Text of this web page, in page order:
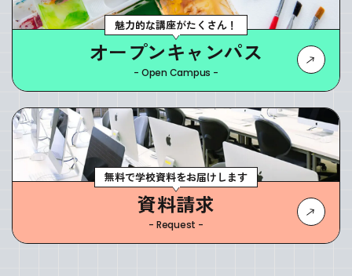
魅力的な講座がたくさん！
オープンキャンパス
- Open Campus -
無料で学校資料をお届けします
資料請求
- Request -